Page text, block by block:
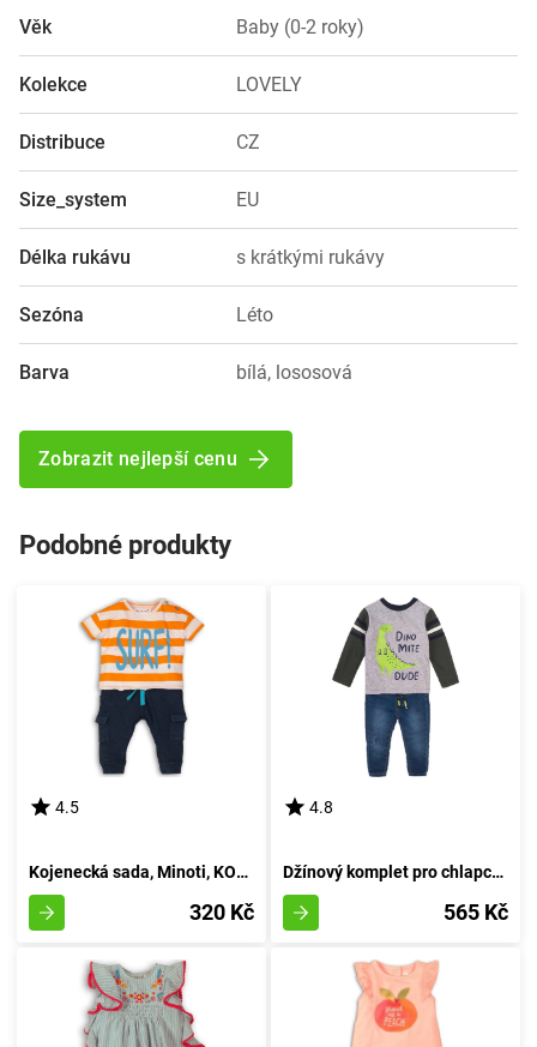
Věk Baby (0-2 roky)
Kolekce LOVELY
Distribuce CZ
Size_system EU
Délka rukávu s krátkými rukávy
Sezóna Léto
Barva bílá, lososová
Zobrazit nejlepší cenu
Podobné produkty
4.5
Kojenecká sada, Minoti, KOKOS 3, žluté - 86/92
320 Kč
4.8
Džínový komplet pro chlapce - tričko a džíny, Minoti, Mite 5, kluk - 92/98 | 2/3let
565 Kč